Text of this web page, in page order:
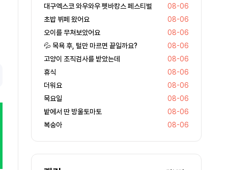
대구엑스코 와우와우 펫바캉스 페스티벌
08-06
초밥 뷔페 왔어요
08-06
오이를 무쳐보았어요
08-06
💦 목욕 후, 털만 마르면 끝일까요?
08-06
고양이 조직검사를 받았는데
08-06
휴식
08-06
더워요
08-06
목요일
08-06
밭에서 딴 방울토마토
08-06
복숭아
08-06